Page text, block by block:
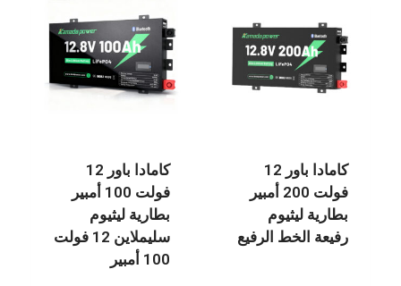
كامادا باور 12
فولت 200 أمبير
بطارية ليثيوم
رفيعة الخط الرفيع
كامادا باور 12
فولت 100 أمبير
بطارية ليثيوم
سليملاين 12 فولت
100 أمبير